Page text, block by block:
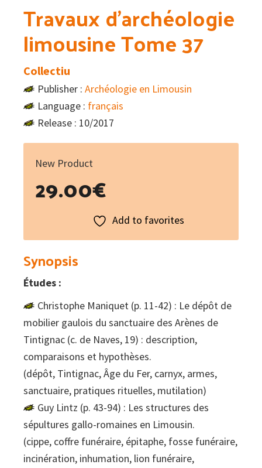
Travaux d’archéologie
limousine Tome 37
Collectiu
Publisher : Archéologie en Limousin
Language : français
Release : 10/2017
New Product
29.00€
Add to favorites
Synopsis
Études :
Christophe Maniquet (p. 11-42) : Le dépôt de
mobilier gaulois du sanctuaire des Arènes de
Tintignac (c. de Naves, 19) : description,
comparaisons et hypothèses.
(dépôt, Tintignac, Âge du Fer, carnyx, armes,
sanctuaire, pratiques rituelles, mutilation)
Guy Lintz (p. 43-94) : Les structures des
sépultures gallo-romaines en Limousin.
(cippe, coffre funéraire, épitaphe, fosse funéraire,
incinération, inhumation, lion funéraire,